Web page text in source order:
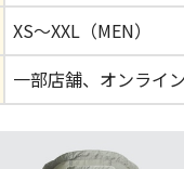
XS～XXL（MEN）
一部店舗、オンライ